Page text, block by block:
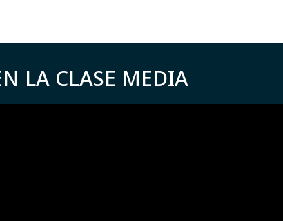
LA CLASE MEDIA